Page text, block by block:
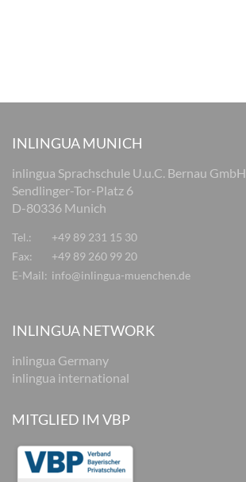
INLINGUA MUNICH
inlingua Sprachschule U.u.C. Bernau GmbH
Sendlinger-Tor-Platz 6
D-80336 Munich
Tel.:
+49 89 231 15 30
Fax:
+49 89 260 99 20
E-Mail: info@inlingua-muenchen.de
INLINGUA NETWORK
inlingua Germany
inlingua international
MITGLIED IM VBP